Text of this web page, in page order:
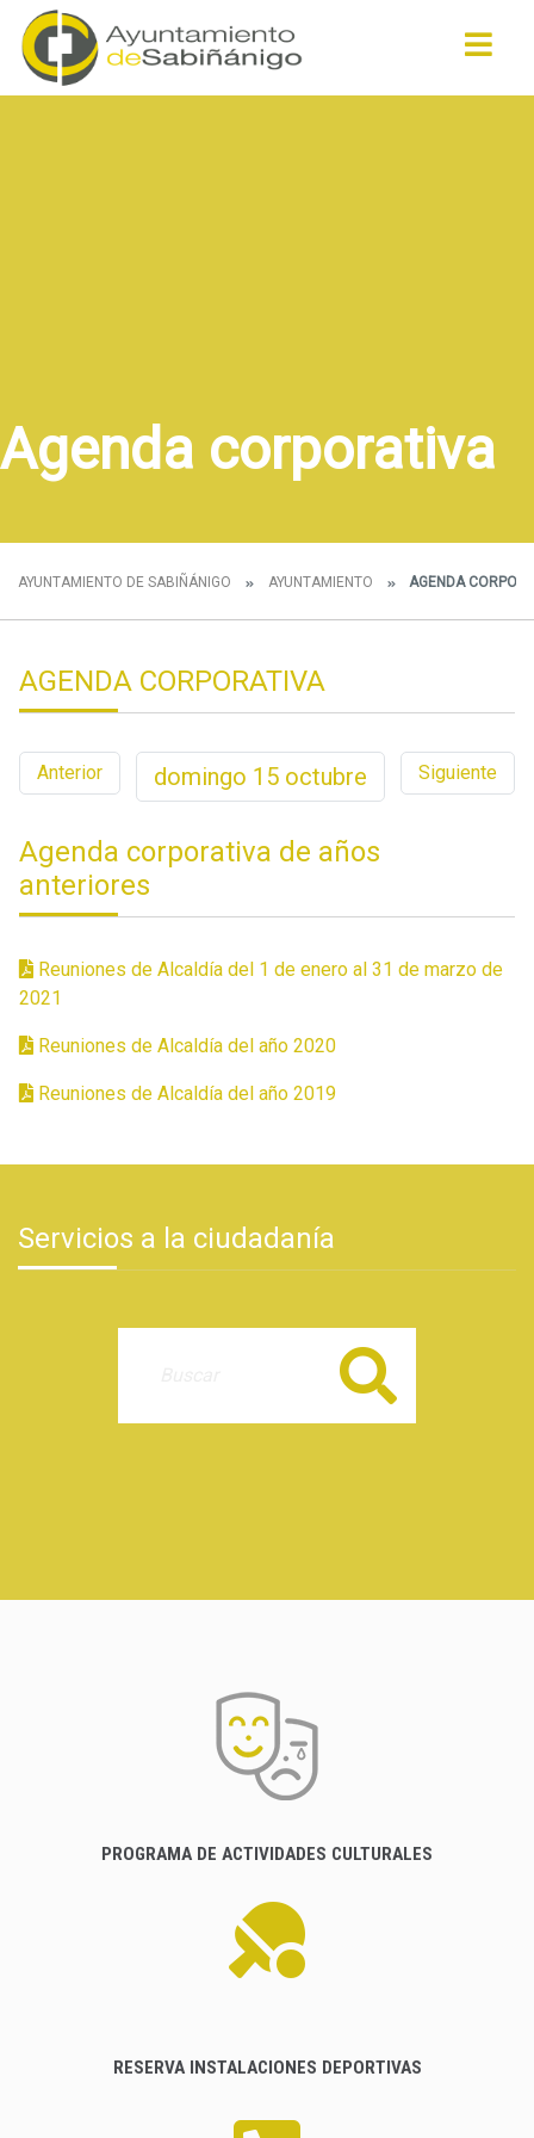
Agenda corporativa
AYUNTAMIENTO DE SABIÑÁNIGO AYUNTAMIENTO AGENDA
AGENDA CORPORATIVA
Anterior domingo 15 octubre Siguiente
Agenda corporativa de años
anteriores
Reuniones de Alcaldía del 1 de enero al 31 de marzo de
2021
Reuniones de Alcaldía del año 2020
Reuniones de Alcaldía del año 2019
Servicios a la ciudadanía
Buscar
PROGRAMA DE ACTIVIDADES CULTURALES
RESERVA INSTALACIONES DEPORTIVAS